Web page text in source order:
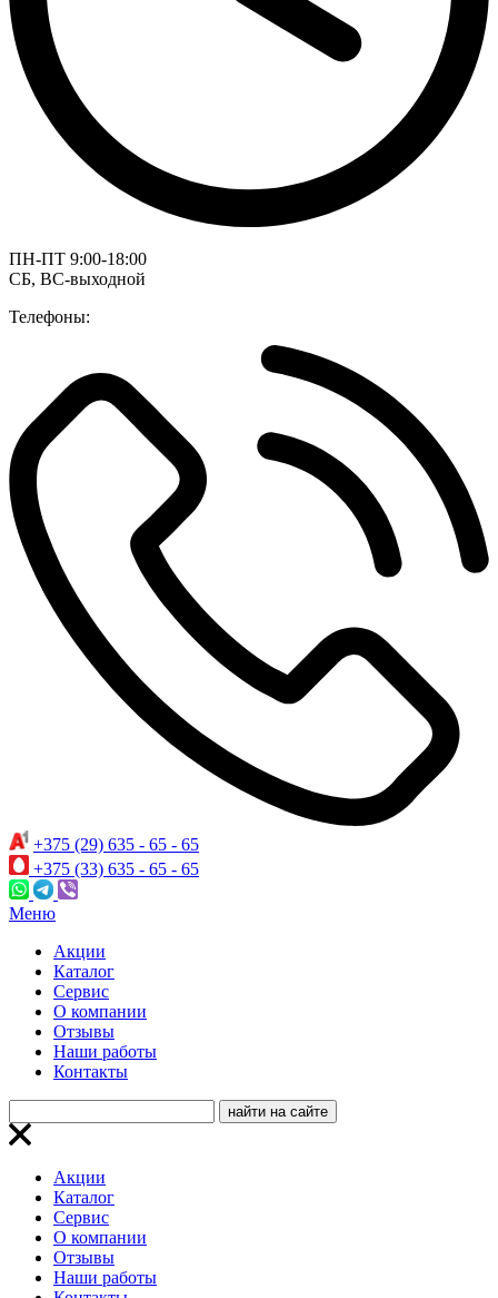
ПН-ПТ 9:00-18:00
СБ, ВС-выходной
Телефоны:
+375 (29) 635 - 65 - 65
+375 (33) 635 - 65 - 65
Меню
Акции
Каталог
Сервис
О компании
Отзывы
Наши работы
Контакты
Акции
Каталог
Сервис
О компании
Отзывы
Наши работы